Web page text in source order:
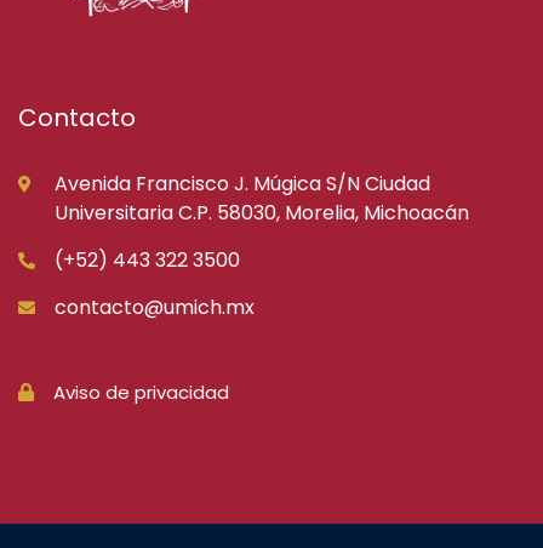
Contacto
Avenida Francisco J. Múgica S/N Ciudad
Universitaria C.P. 58030, Morelia, Michoacán
(+52) 443 322 3500
contacto@umich.mx
Aviso de privacidad